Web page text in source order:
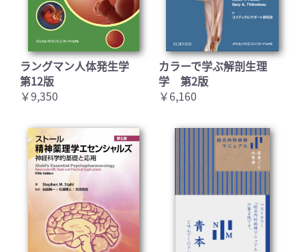
ラングマン人体発生学
第12版
￥9,350
カラーで学ぶ解剖生理
学 第2版
￥6,160